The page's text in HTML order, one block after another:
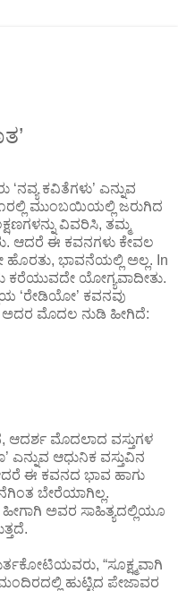
‘ನವ್ಯ ಕವಿತೆಗಳು’ ಎನ್ನುವ
ಮುಂಬಯಿಯಲ್ಲಿ ಜರುಗಿದ
ವಿವರಿಸಿ, ತಮ್ಮ
ಆದರೆ ಈ ಕವನಗಳು ಕೇವಲ
ಹೊರತು, ಭಾವನೆಯಲ್ಲಿ ಅಲ್ಲ. In
ಕರೆಯುವದೇ ಯೋಗ್ಯವಾದೀತು.
‘ರೇಡಿಯೋ’ ಕವನವು
ಮೊದಲ ನುಡಿ ಹೀಗಿದೆ:
ಆದರ್ಶ ಮೊದಲಾದ ವಸ್ತುಗಳ
ಎನ್ನುವ ಆಧುನಿಕ ವಸ್ತುವಿನ
ಈ ಕವನದ ಭಾವ ಹಾಗು
ಬೇರೆಯಾಗಿಲ್ಲ.
ಅವರ ಸಾಹಿತ್ಯದಲ್ಲಿಯೂ
“ಸೂಕ್ಷ್ಮವಾಗಿ
ಹುಟ್ಟಿದ ಪೇಜಾವರ